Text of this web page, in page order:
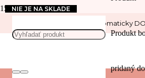
Nakúp nad 30 € a získaj automaticky
Produkt
pridaný do
photo
NIE JE NA SKLADE